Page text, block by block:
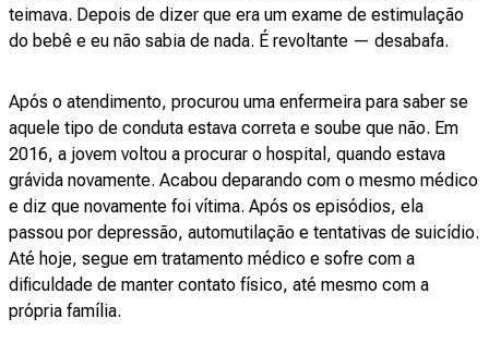
teimava. Depois de dizer que era um exame de estimulação
do bebê e eu não sabia de nada. É revoltante — desabafa.
Após o atendimento, procurou uma enfermeira para saber se
aquele tipo de conduta estava correta e soube que não. Em
2016, a jovem voltou a procurar o hospital, quando estava
grávida novamente. Acabou deparando com o mesmo médico
e diz que novamente foi vítima. Após os episódios, ela
passou por depressão, automutilação e tentativas de suicídio.
Até hoje, segue em tratamento médico e sofre com a
dificuldade de manter contato físico, até mesmo com a
própria família.